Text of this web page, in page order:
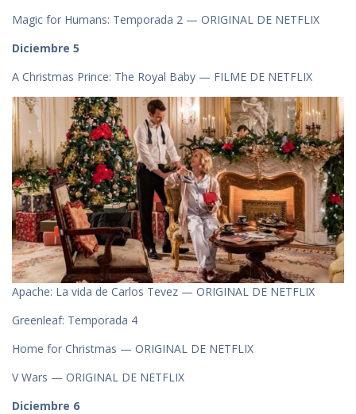
Magic for Humans: Temporada 2 — ORIGINAL DE NETFLIX
Diciembre 5
A Christmas Prince: The Royal Baby — FILME DE NETFLIX
Apache: La vida de Carlos Tevez — ORIGINAL DE NETFLIX
Greenleaf: Temporada 4
Home for Christmas — ORIGINAL DE NETFLIX
V Wars — ORIGINAL DE NETFLIX
Diciembre 6